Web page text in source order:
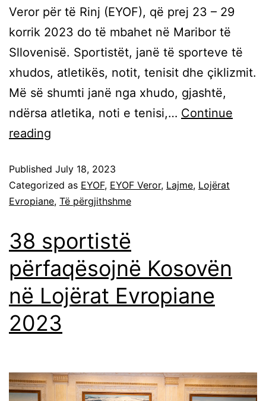
Veror për të Rinj (EYOF), që prej 23 – 29
korrik 2023 do të mbahet në Maribor të
Sllovenisë. Sportistët, janë të sporteve të
xhudos, atletikës, notit, tenisit dhe çiklizmit.
Më së shumti janë nga xhudo, gjashtë,
ndërsa atletika, noti e tenisi,… Continue
reading
Published July 18, 2023
Categorized as EYOF, EYOF Veror, Lajme, Lojërat
Evropiane, Të përgjithshme
38 sportistë
përfaqësojnë Kosovën
në Lojërat Evropiane
2023